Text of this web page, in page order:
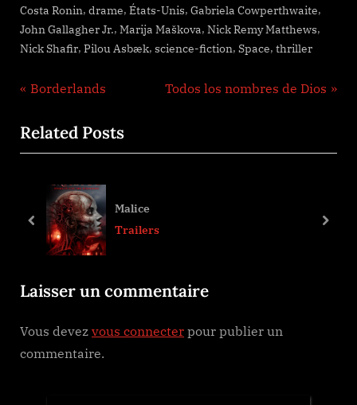
Costa Ronin, drame, États-Unis, Gabriela Cowperthwaite,
John Gallagher Jr., Marija Maškova, Nick Remy Matthews,
Nick Shafir, Pilou Asbæk, science-fiction, Space, thriller
Navigation
de
l’article
P
e
v
u
o
t
:
Borderlands
N
t
Todos los nombres de Dios
Related Posts
Malice
Trailers
prev next
Laisser un commentaire
Vous devez vous connecter pour publier un
commentaire.